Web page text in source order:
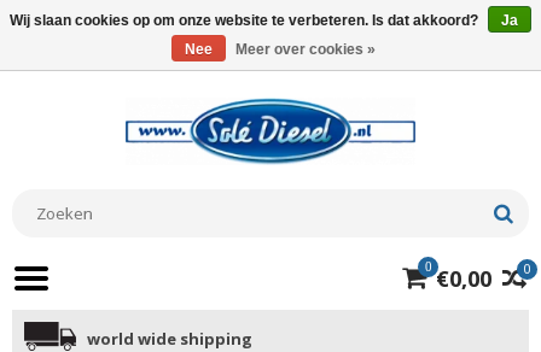
0
0 €0,00
world wide shipping
Wij slaan cookies op om onze website te verbeteren. Is dat akkoord?
Ja
Nee
Meer over cookies »